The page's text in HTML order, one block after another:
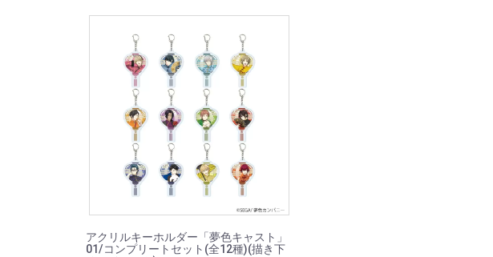
アクリルキーホルダー「夢色キャスト」
01/コンプリートセット(全12種)(描き下